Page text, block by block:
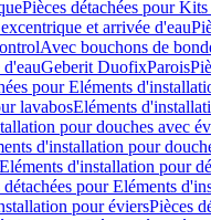
Pièces détachées pour
et arrivée d'eau
Avec bouchons de
Geberit DuofixParois
pour Eléments
lavabosEléments
pour douches avec
d'installation pour
d'installation pour
détachées pour Eléments
pour éviersPièces